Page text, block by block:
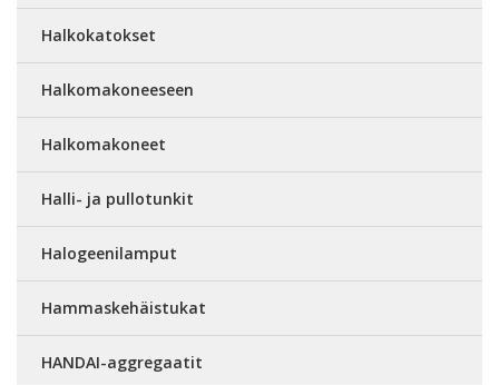
Halkokatokset
Halkomakoneeseen
Halkomakoneet
Halli- ja pullotunkit
Halogeenilamput
Hammaskehäistukat
HANDAI-aggregaatit